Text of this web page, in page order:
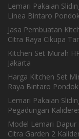
Lemari Pakaian
Linea Bintaro
Jasa Pembuatan
Citra Raya Cikupa
Kitchen Set Murah
Jakarta
Harga Kitchen Set
Raya Bintaro
Lemari Pakaian
Pegadungan
Model Lemari
Citra Garden 2